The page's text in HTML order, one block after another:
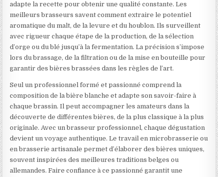
adapte la recette pour obtenir une qualité constante. Les
meilleurs brasseurs savent comment extraire le potentiel
aromatique du malt, de la levure et du houblon. Ils surveillent
avec rigueur chaque étape de la production, de la sélection
d’orge ou du blé jusqu’à la fermentation. La précision s’impose
lors du brassage, de la filtration ou de la mise en bouteille pour
garantir des bières brassées dans les règles de l’art.
Seul un professionnel formé et passionné comprend la
composition de la bière blanche et adapte son savoir-faire à
chaque brassin. Il peut accompagner les amateurs dans la
découverte de différentes bières, de la plus classique à la plus
originale. Avec un brasseur professionnel, chaque dégustation
devient un voyage authentique. Le travail en microbrasserie ou
en brasserie artisanale permet d’élaborer des bières uniques,
souvent inspirées des meilleures traditions belges ou
allemandes. Faire confiance à ce passionné garantit une